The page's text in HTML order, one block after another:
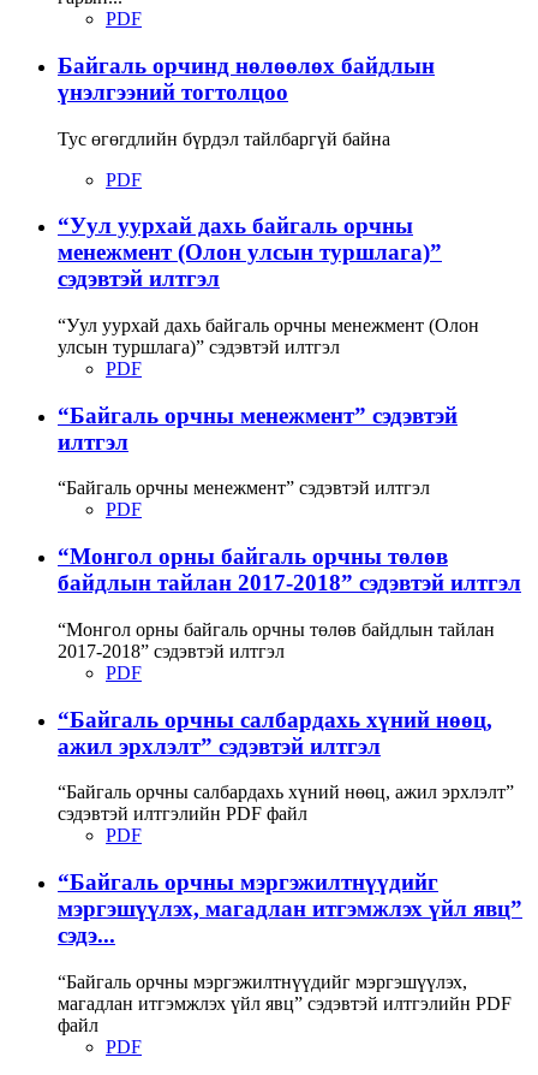
PDF
Байгаль орчинд нөлөөлөх байдлын
үнэлгээний тогтолцоо
Тус өгөгдлийн бүрдэл тайлбаргүй байна
PDF
“Уул уурхай дахь байгаль орчны
менежмент (Олон улсын туршлага)”
сэдэвтэй илтгэл
“Уул уурхай дахь байгаль орчны менежмент (Олон
улсын туршлага)” сэдэвтэй илтгэл
PDF
“Байгаль орчны менежмент” сэдэвтэй
илтгэл
“Байгаль орчны менежмент” сэдэвтэй илтгэл
PDF
“Монгол орны байгаль орчны төлөв
байдлын тайлан 2017-2018” сэдэвтэй илтгэл
“Монгол орны байгаль орчны төлөв байдлын тайлан
2017-2018” сэдэвтэй илтгэл
PDF
“Байгаль орчны салбардахь хүний нөөц,
ажил эрхлэлт” сэдэвтэй илтгэл
“Байгаль орчны салбардахь хүний нөөц, ажил эрхлэлт”
сэдэвтэй илтгэлийн PDF файл
PDF
“Байгаль орчны мэргэжилтнүүдийг
мэргэшүүлэх, магадлан итгэмжлэх үйл явц”
сэдэ...
“Байгаль орчны мэргэжилтнүүдийг мэргэшүүлэх,
магадлан итгэмжлэх үйл явц” сэдэвтэй илтгэлийн PDF
файл
PDF